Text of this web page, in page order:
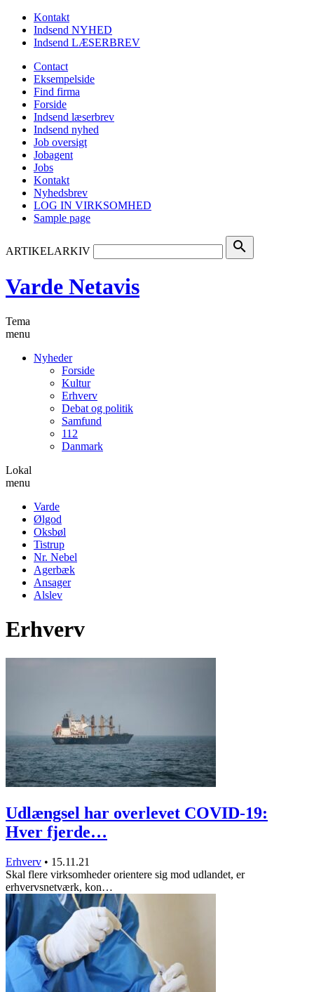
Kontakt
Indsend NYHED
Indsend LÆSERBREV
Contact
Eksempelside
Find firma
Forside
Indsend læserbrev
Indsend nyhed
Job oversigt
Jobagent
Jobs
Kontakt
Nyhedsbrev
LOG IN VIRKSOMHED
Sample page
ARTIKELARKIV search
Varde Netavis
Tema
menu
Nyheder
Forside
Kultur
Erhverv
Debat og politik
Samfund
112
Danmark
Lokal
menu
Varde
Ølgod
Oksbøl
Tistrup
Nr. Nebel
Agerbæk
Ansager
Alslev
Erhverv
Udlængsel har overlevet COVID-19:
Hver fjerde…
Erhverv • 15.11.21
Skal flere virksomheder orientere sig mod udlandet, er
erhvervsnetværk, kon…